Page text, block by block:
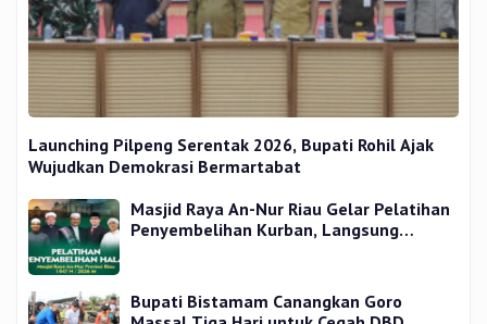
Launching Pilpeng Serentak 2026, Bupati Rohil Ajak
Wujudkan Demokrasi Bermartabat
Masjid Raya An-Nur Riau Gelar Pelatihan
Penyembelihan Kurban, Langsung
Bupati Bistamam Canangkan Goro